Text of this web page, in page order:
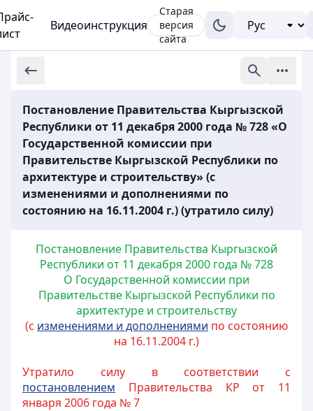
Видеоинструкция
Старая
версия
сайта
Постановление Правительства Кыргызской
Республики от 11 декабря 2000 года № 728 «О
Государственной комиссии при
Правительстве Кыргызской Республики по
архитектуре и строительству» (с
изменениями и дополнениями по
состоянию на 16.11.2004 г.) (утратило силу)
Постановление Правительства Кыргызской
Республики от 11 декабря 2000 года № 728
О Государственной комиссии при
Правительстве Кыргызской Республики по
архитектуре и строительству
(с изменениями и дополнениями по состоянию
на 16.11.2004 г.)
Утратило силу в соответствии с
постановлением Правительства КР от 11
января 2006 года № 7